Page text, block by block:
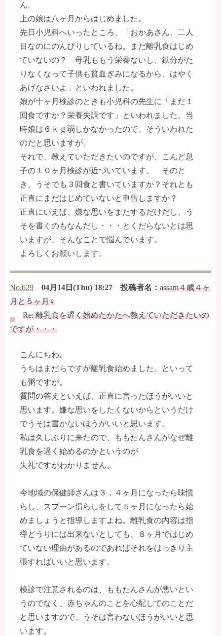
ん。
上の娘は八ヶ月からはじめました。
先日小児科へいったところ、「おかあさん、二人
目なのにのんびりしているね。まだ離乳食はじめ
ていないの？ 母乳ももう栄養ないし、鉄分がた
りなくなって子供も貧血ぎみになるから、はやく
あげなさいよ」といわれました。
娘が十ヶ月検診のときも小児科の先生に「まだ１
回食ですか？栄養失調です」といわれました。当
時娘は６ｋｇ弱しかなかったので、そういわれた
のだと思いますが。
それで、教えていただきたいのですが、こんど息
子の１０ヶ月検診が近づいています。 そのと
き、うそでも３回食と書いていますか？それとも
正直にまだはじめていないと申告しますか？
正直にいえば、嫌な思いをまたするだけだし、う
そを書くのもなんだし・・・とくだらないとは思
いますが、そんなことで悩んでいます。
よろしくお願いします。
No.629 04月14日(Thu) 18:27 投稿者名： assam４歳４ヶ
月と５ヶ月♀
Re: 離乳食を遅く始めたかたへ教えていただきたいの
ですが・・・
こんにちわ。
うちはまだらですが離乳食始めました。といって
も粥ですが。
質問の答えといえば、正直に言ったほうがいいと
思います。嫌な思いをしたくないからというだけ
でうそは書かないほうがいいと思います。
私は久しぶりに来たので、ももたんさんがなぜ離
乳食を遅く始めるのかというのが
失礼ですがわかりません。
今地域の保健師さんは３，４ヶ月になったら味慣
らし、スプーン慣らしをして５ヶ月になったら始
めましょうと指導しますよね。離乳食の内容は指
導どうりには出来ないとしても、８ヶ月ではじめ
ていない理由があるのであればそれをはっきり主
張すればいいと思います。
検診で注意されるのは、ももたんさんが悪いとい
うのでなく、赤ちゃんのことを心配してのことだ
と思いますので。うそは言わないほうがいいと思
います。